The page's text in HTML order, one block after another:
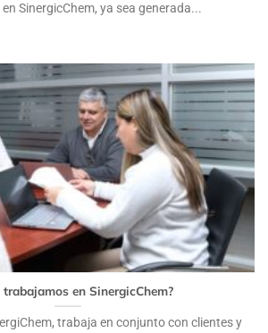
SinergicChem, ya sea generada...
trabajamos en SinergicChem?
trabaja en conjunto con clientes y